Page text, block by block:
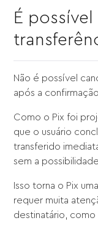
É
Não é possível
após a
Como o Pix foi
que o usuário
transferido
sem a
Isso torna o Pix
requer muita
destinatário, como